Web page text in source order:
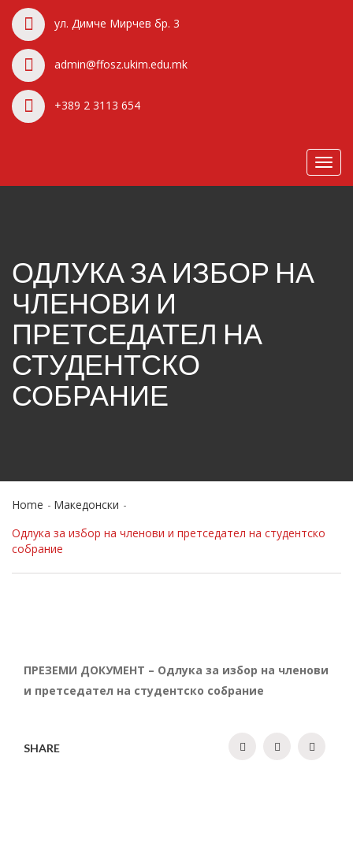
ул. Димче Мирчев бр. 3
admin@ffosz.ukim.edu.mk
+389 2 3113 654
ОДЛУКА ЗА ИЗБОР НА
ЧЛЕНОВИ И
ПРЕТСЕДАТЕЛ НА
СТУДЕНТСКО
СОБРАНИЕ
Home
Македонски
Одлука за избор на членови и претседател на студентско
собрание
ПРЕЗЕМИ ДОКУМЕНТ – Одлука за избор на членови
и претседател на студентско собрание
SHARE